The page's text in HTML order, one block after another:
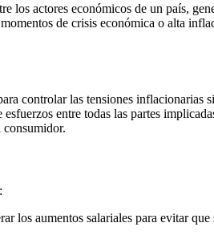
los actores económicos de un país,
de crisis económica o alta
controlar las tensiones inflacionarias
entre todas las partes
consumidor.
los aumentos salariales para evitar